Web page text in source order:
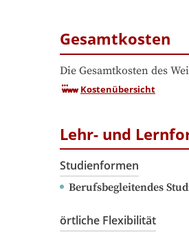
Gesamtkosten
Die Gesamtkosten des
Kostenübersicht
Lehr- und
Studienformen
Berufsbegleitendes
örtliche Flexibilität